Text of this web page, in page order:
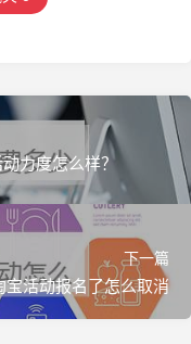
力度怎么样？
下一篇
活动报名了怎么取消